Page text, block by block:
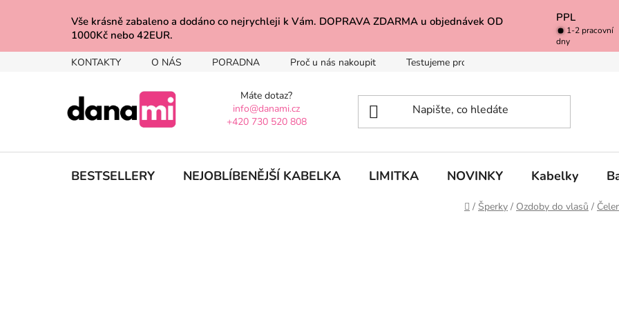
Vše krásně zabaleno a dodáno co nejrychleji k Vám. DOPRAVA ZDARMA u objednávek OD
1000Kč nebo 42EUR.
PPL
1-2 pracovní
dny
KONTAKTY O NÁS PORADNA Proč u nás nakoupit Testujeme pro Vás
Máte dotaz?
info@danami.cz
+420 730 520 808
BESTSELLERY NEJOBLÍBENĚJŠÍ KABELKA LIMITKA NOVINKY Kabelky
Domů
/ Šperky / Ozdoby do vlasů /